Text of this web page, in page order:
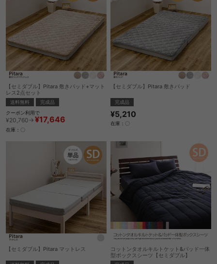
【セミダブル】Pitara 敷きパッド+マット
レス2点セット
送料無料
完成品
クーポン利用で
¥20,760→ ¥17,646
在庫：〇
【セミダブル】Pitara 敷きパッド
完成品
¥5,210
在庫：〇
【セミダブル】Pitara マットレス
コットンタオルキルトケット&パッド一体
型ボックスシーツ【セミダブル】